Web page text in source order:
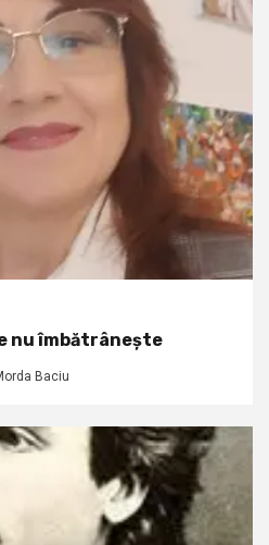
nu îmbătrânește
Baciu